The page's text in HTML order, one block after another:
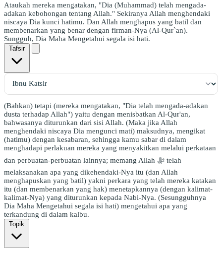
Ataukah mereka mengatakan, "Dia (Muhammad) telah mengada-
adakan kebohongan tentang Allah." Sekiranya Allah menghendaki
niscaya Dia kunci hatimu. Dan Allah menghapus yang batil dan
membenarkan yang benar dengan firman-Nya (Al-Qur`an).
Sungguh, Dia Maha Mengetahui segala isi hati.
Tafsir
(Bahkan) tetapi (mereka mengatakan, "Dia telah mengada-adakan
dusta terhadap Allah") yaitu dengan menisbatkan Al-Qur'an,
bahwasanya diturunkan dari sisi Allah. (Maka jika Allah
menghendaki niscaya Dia mengunci mati) maksudnya, mengikat
(hatimu) dengan kesabaran, sehingga kamu sabar di dalam
menghadapi perlakuan mereka yang menyakitkan melalui perkataan
dan perbuatan-perbuatan lainnya; memang Allah ﷻ telah
melaksanakan apa yang dikehendaki-Nya itu (dan Allah
menghapuskan yang batil) yakni perkara yang telah mereka katakan
itu (dan membenarkan yang hak) menetapkannya (dengan kalimat-
kalimat-Nya) yang diturunkan kepada Nabi-Nya. (Sesungguhnya
Dia Maha Mengetahui segala isi hati) mengetahui apa yang
terkandung di dalam kalbu.
Topik